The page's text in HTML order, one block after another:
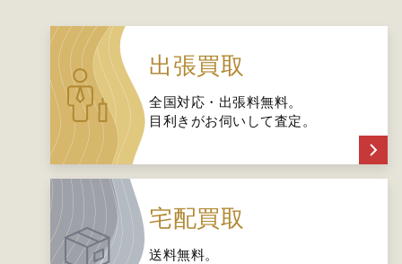
出張買取
全国対応・出張料無料。
目利きがお伺いして査定。
宅配買取
送料無料。